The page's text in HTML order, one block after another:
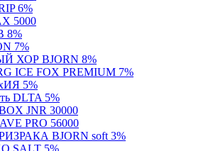
5000
8%
7%
ХОР BJORN 8%
ICE FOX PREMIUM 7%
5%
DLTA 5%
JNR 30000
PRO 56000
BJORN soft 3%
SALT 5%